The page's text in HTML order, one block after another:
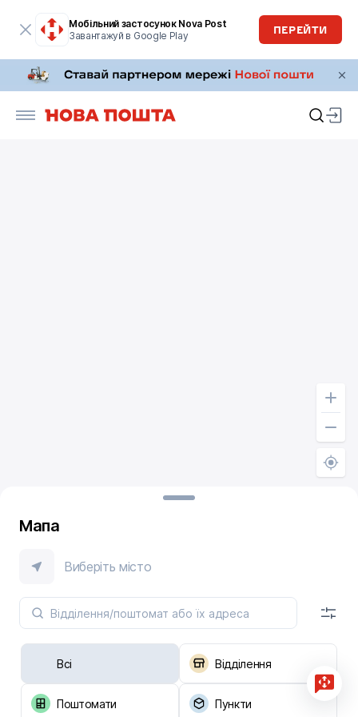
Мобільний застосунок Nova Post
Завантажуй в Google Play
ПЕРЕЙТИ
Мапа
Виберіть місто
Всі Відділення
Поштомати Пункти